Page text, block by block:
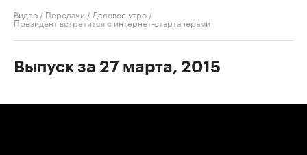
Видео / Передачи / Деловое утро /
Президент встретится с интернет-стартаперами
Выпуск за 27 марта, 2015